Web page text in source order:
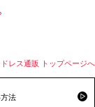
レス通販 トップページへ
法